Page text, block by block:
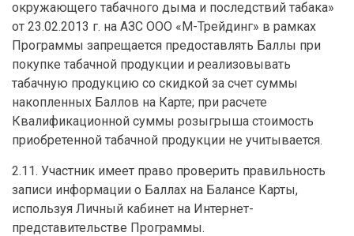
окружающего табачного дыма и последствий табака»
от 23.02.2013 г. на АЗС ООО «М-Трейдинг» в рамках
Программы запрещается предоставлять Баллы при
покупке табачной продукции и реализовывать
табачную продукцию со скидкой за счет суммы
накопленных Баллов на Карте; при расчете
Квалификационной суммы розыгрыша стоимость
приобретенной табачной продукции не учитывается.
2.11. Участник имеет право проверить правильность
записи информации о Баллах на Балансе Карты,
используя Личный кабинет на Интернет-
представительстве Программы.